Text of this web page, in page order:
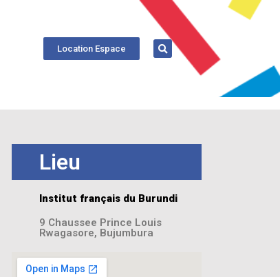
Location Espace
Lieu
Institut français du Burundi
9 Chaussee Prince Louis
Rwagasore, Bujumbura